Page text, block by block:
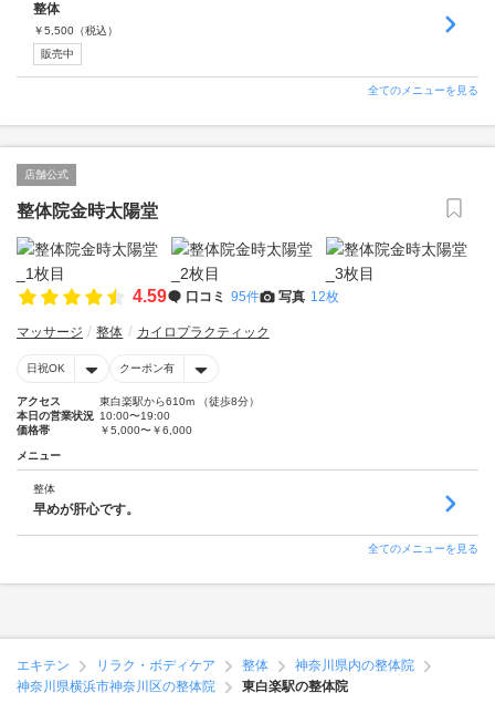
整体
￥5,500 （税込）
販売中
全てのメニューを見る
店舗公式
整体院金時太陽堂
4.59 口コミ 95件 写真 12枚
マッサージ 整体 カイロプラクティック
日祝OK クーポン有
アクセス
東白楽駅から610m （徒歩8分）
本日の営業状況 10:00〜19:00
価格帯
￥5,000〜￥6,000
メニュー
整体
早めが肝心です。
全てのメニューを見る
エキテン リラク・ボディケア 整体
神奈川県内の整体院
神奈川県横浜市神奈川区の整体院
東白楽駅の整体院